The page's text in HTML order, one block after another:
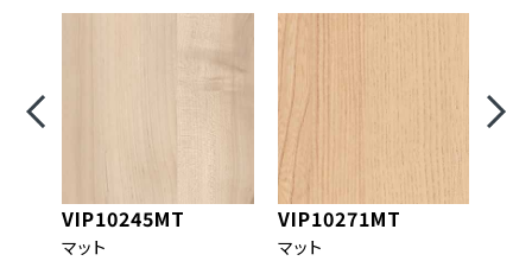
VIP10245MT
マット
VIP10271MT
マット